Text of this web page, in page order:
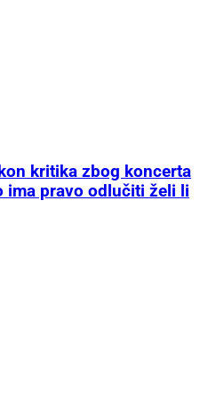
kritika zbog koncerta
ima pravo odlučiti želi li